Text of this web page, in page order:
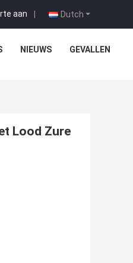
Dutch
aan |
NIEUWS GEVALLEN
Lood Zure